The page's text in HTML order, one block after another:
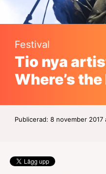
Festival
Tio nya
Where’s
Publicerad: 8 november 2017